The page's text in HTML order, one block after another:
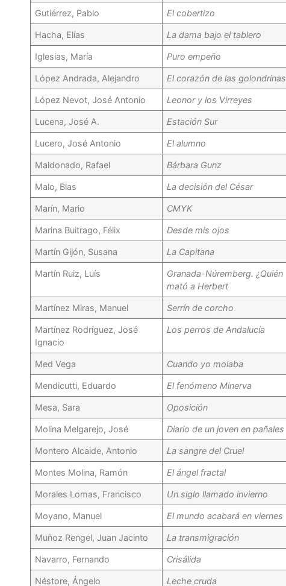
Gutiérrez, Pablo El cobertizo
Hacha, Elías La dama bajo el tablero
Iglesias, María Puro empeño
López Andrada, Alejandro El corazón de las golondrinas
López Nevot, José Antonio Leonor y los Virreyes
Lucena, José A. Estación Sur
Lucero, José Antonio El alumno
Maldonado, Rafael Bárbara Gunz
Malo, Blas La decisión del César
Marín, Mario CMYK
Marina Buitrago, Félix Desde mis ojos
Martín Gijón, Susana La Capitana
Martín Ruiz, Luís
Granada-Núremberg. ¿Quién
mató a Herbert
Martínez Miras, Manuel Serrín de corcho
Martínez Rodríguez, José
Ignacio
Los perros de Andalucía
Med Vega Cuando yo molaba
Mendicutti, Eduardo El fenómeno Minerva
Mesa, Sara Oposición
Molina Melgarejo, José Diario de un joven en pañales
Montero Alcaide, Antonio La sangre del Cruel
Montes Molina, Ramón El ángel fractal
Morales Lomas, Francisco Un siglo llamado invierno
Moyano, Manuel El mundo acabará en viernes
Muñoz Rengel, Juan Jacinto La transmigración
Navarro, Fernando Crisálida
Néstore, Ángelo Leche cruda